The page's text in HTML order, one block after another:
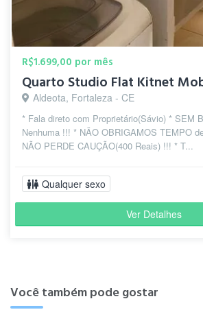
R$1.699,00 por mês
Aldeota, Fortaleza - CE
* Fala direto com Proprietário(Sávio) * SEM
Nenhuma !!! * NÃO OBRIGAMOS TEMPO
NÃO PERDE CAUÇÃO(400 Reais) !!! * T...
Qualquer sexo
Ver Detalhes
Você também pode gostar